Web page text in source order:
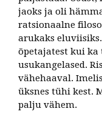
jaoks ja oli
ratsionaalne
arukaks
õpetajatest kui ka
usukangelased.
vähehaaval.
üksnes tühi kest.
palju vähem.